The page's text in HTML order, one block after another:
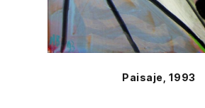
Paisaje, 1993